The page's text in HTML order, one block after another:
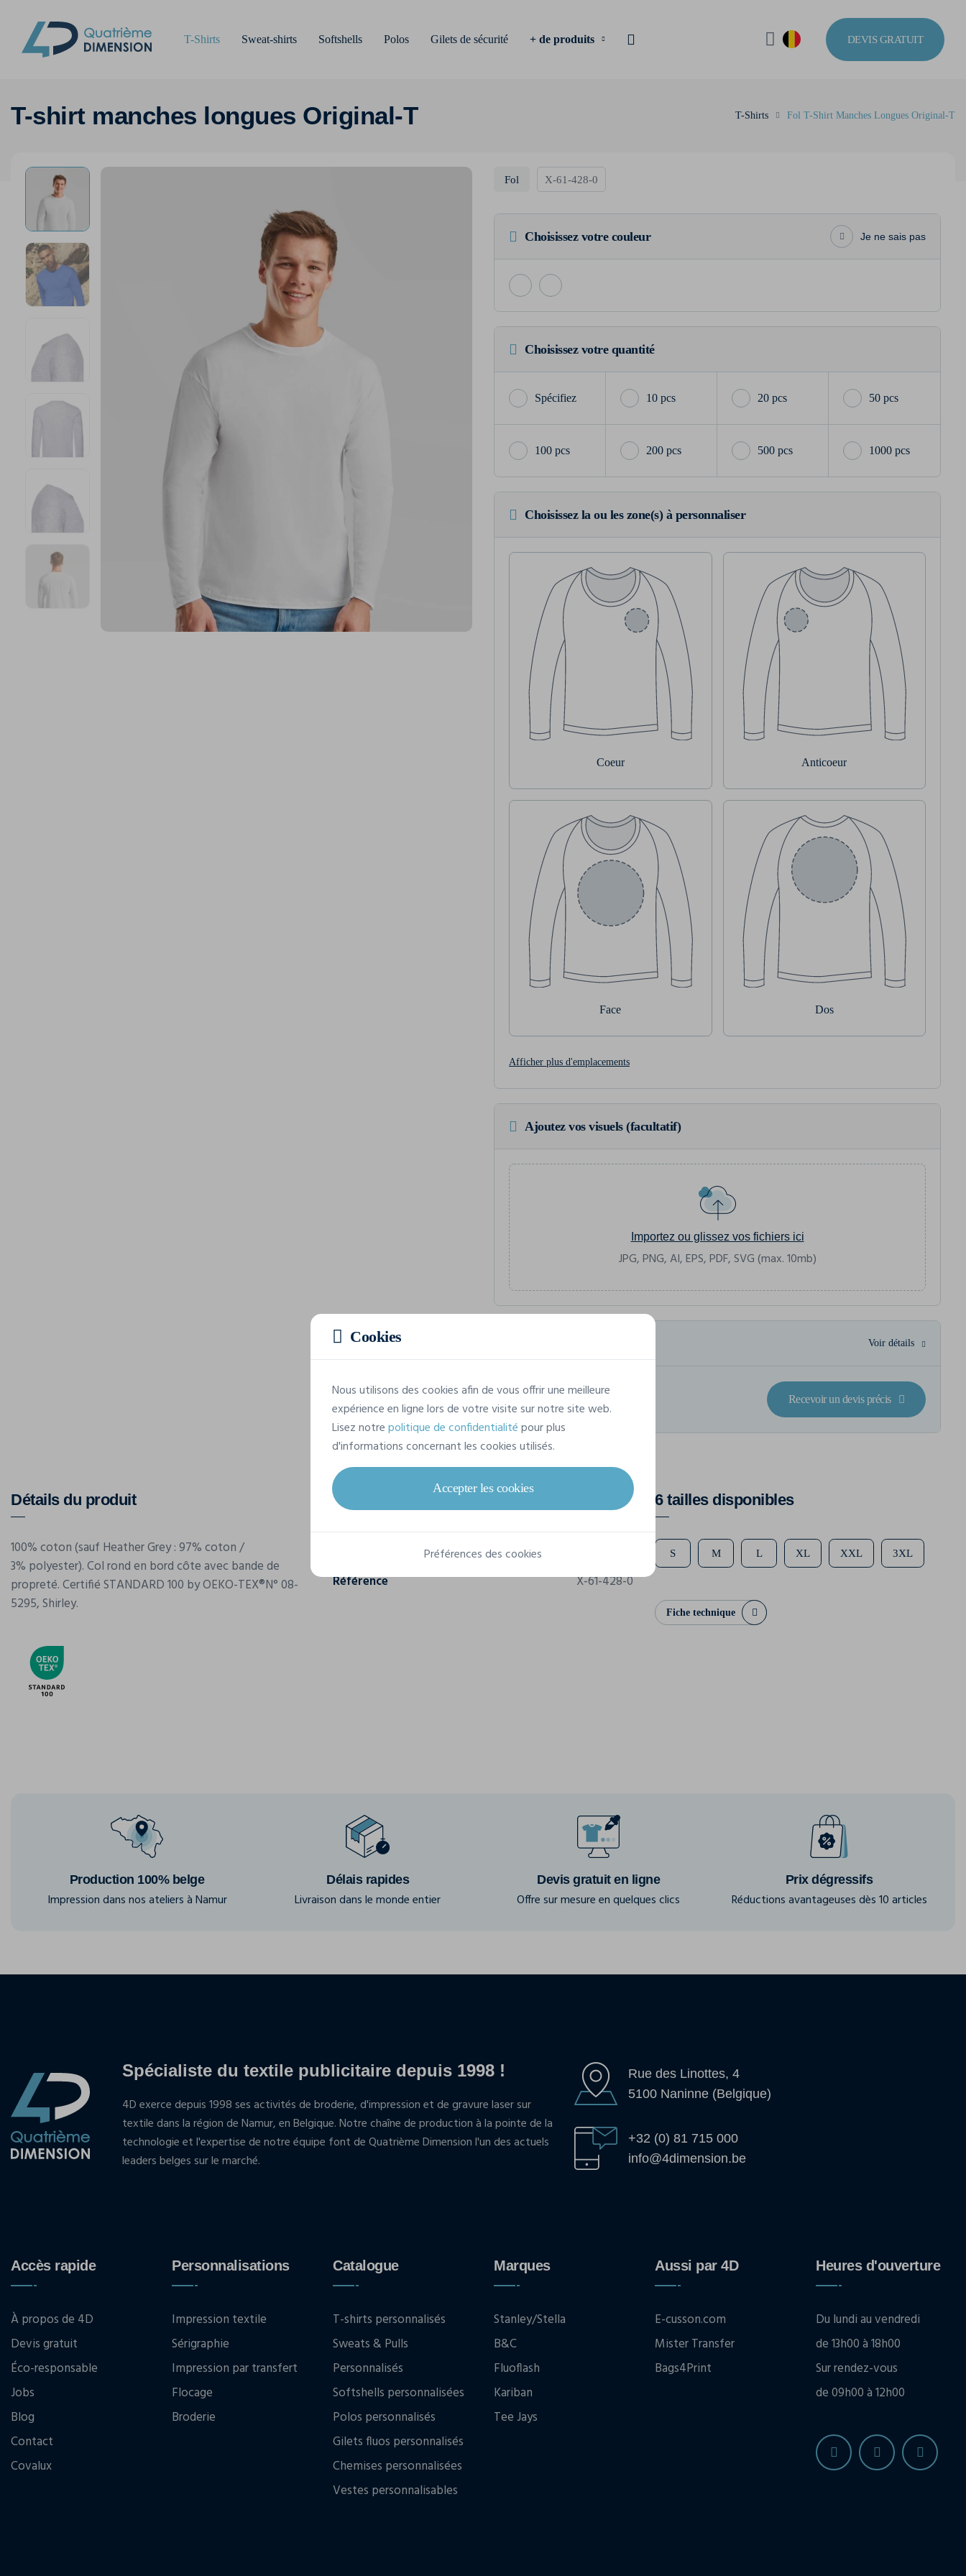
T-Shirts Sweat-shirts Softshells Polos Gilets de sécurité + de produits DEVIS GRATUIT
T-shirt manches longues Original-T T-Shirts Fol T-Shirt Manches Longues Original-T
Fol X-61-428-0
Choisissez votre couleur Je ne sais pas
Choisissez votre quantité
10 pcs 20 pcs 50 pcs
100 pcs 200 pcs 500 pcs 1000 pcs
Choisissez la ou les zone(s) à personnaliser
Coeur Anticoeur
Face Dos
Afficher plus d'emplacements
Ajoutez vos visuels (facultatif)
Importez ou glissez vos fichiers ici
JPG, PNG, AI, EPS, PDF, SVG (max. 10mb)
Voir détails
4,62 € TTC /pièce
Soit un total de 46,22 € TTC
Recevoir un devis précis
Détails du produit
100% coton (sauf Heather Grey : 97% coton /
3% polyester). Col rond en bord côte avec bande de
propreté. Certifié STANDARD 100 by OEKO-TEX®N° 08-
5295, Shirley.
Caractéristiques
Référence
X-61-428-0
6 tailles disponibles
S M L XL XXL 3XL
Fiche technique
Production 100% belge
Impression dans nos ateliers à Namur
Délais rapides
Livraison dans le monde entier
Devis gratuit en ligne
Offre sur mesure en quelques clics
Prix dégressifs
Réductions avantageuses dès 10 articles
Spécialiste du textile publicitaire depuis 1998 !
4D exerce depuis 1998 ses activités de broderie, d'impression et de gravure laser sur
textile dans la région de Namur, en Belgique. Notre chaîne de production à la pointe de la
technologie et l'expertise de notre équipe font de Quatrième Dimension l'un des actuels
leaders belges sur le marché.
Rue des Linottes, 4
5100 Naninne (Belgique)
+32 (0) 81 715 000
info@4dimension.be
Accès rapide
À propos de 4D
Devis gratuit
Éco-responsable
Jobs
Blog
Contact
Covalux
Personnalisations
Impression textile
Sérigraphie
Impression par transfert
Flocage
Broderie
Catalogue
T-shirts personnalisés
Sweats & Pulls
Personnalisés
Softshells personnalisées
Polos personnalisés
Gilets fluos personnalisés
Chemises personnalisées
Vestes personnalisables
Marques
Stanley/Stella
B&C
Fluoflash
Kariban
Tee Jays
Aussi par 4D
E-cusson.com
Mister Transfer
Bags4Print
Heures d'ouverture
Du lundi au vendredi
de 13h00 à 18h00
Sur rendez-vous
de 09h00 à 12h00
Cookies
Nous utilisons des cookies afin de vous offrir une meilleure
expérience en ligne lors de votre visite sur notre site web.
Lisez notrepolitique de confidentialitépour plus
d'informations concernant les cookies utilisés.
Accepter les cookies
Préférences des cookies